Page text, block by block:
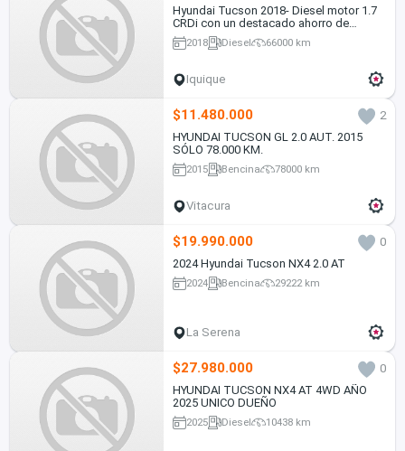
Hyundai Tucson 2018- Diesel motor 1.7
CRDi con un destacado ahorro de
combustible, en Excelente estado
2018 Diesel 66000 km
Iquique
$11.480.000
2
HYUNDAI TUCSON GL 2.0 AUT. 2015
SÓLO 78.000 KM.
2015 Bencina 78000 km
Vitacura
$19.990.000
0
2024 Hyundai Tucson NX4 2.0 AT
2024 Bencina 29222 km
La Serena
$27.980.000
0
HYUNDAI TUCSON NX4 AT 4WD AÑO
2025 UNICO DUEÑO
2025 Diesel 10438 km